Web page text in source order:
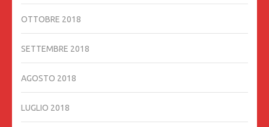
OTTOBRE 2018
SETTEMBRE 2018
AGOSTO 2018
LUGLIO 2018